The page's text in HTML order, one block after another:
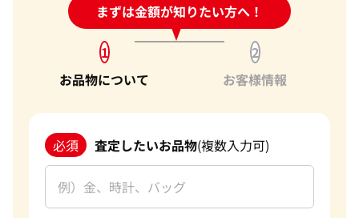
まずは金額が知りたい方へ！
24時間受付中!問い合わせフォーム
1
お品物について
2
お客様情報
必須 査定したいお品物(複数入力可)